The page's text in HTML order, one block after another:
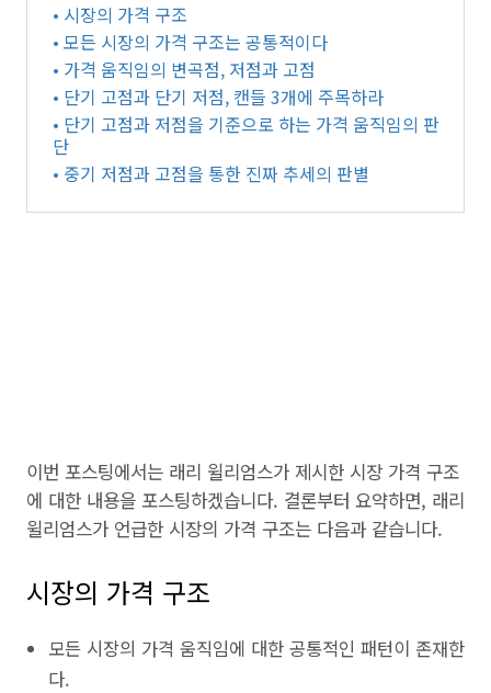
• 시장의 가격 구조
• 모든 시장의 가격 구조는 공통적이다
• 가격 움직임의 변곡점, 저점과 고점
• 단기 고점과 단기 저점, 캔들 3개에 주목하라
• 단기 고점과 저점을 기준으로 하는 가격 움직임의 판
단
• 중기 저점과 고점을 통한 진짜 추세의 판별
이번 포스팅에서는 래리 윌리엄스가 제시한 시장 가격 구조
에 대한 내용을 포스팅하겠습니다. 결론부터 요약하면, 래리
윌리엄스가 언급한 시장의 가격 구조는 다음과 같습니다.
시장의 가격 구조
모든 시장의 가격 움직임에 대한 공통적인 패턴이 존재한
다.